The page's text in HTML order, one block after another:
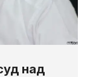
над